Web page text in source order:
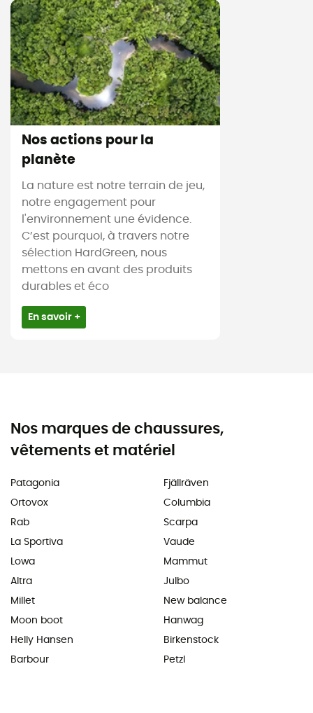
Nos actions pour la
planète
La nature est notre terrain de jeu,
notre engagement pour
l'environnement une évidence.
C’est pourquoi, à travers notre
sélection HardGreen, nous
mettons en avant des produits
durables et éco
En savoir +
Nos marques de chaussures,
vêtements et matériel
Patagonia
Ortovox
Rab
La Sportiva
Lowa
Altra
Millet
Moon boot
Helly Hansen
Barbour
Fjällräven
Columbia
Scarpa
Vaude
Mammut
Julbo
New balance
Hanwag
Birkenstock
Petzl